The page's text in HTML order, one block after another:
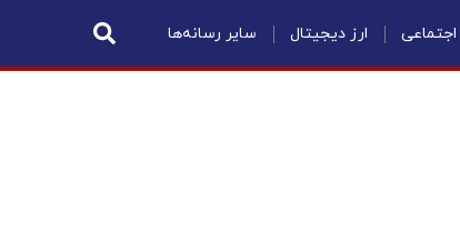
اجتماعی ارز دیجیتال سایر رسانه‌ها